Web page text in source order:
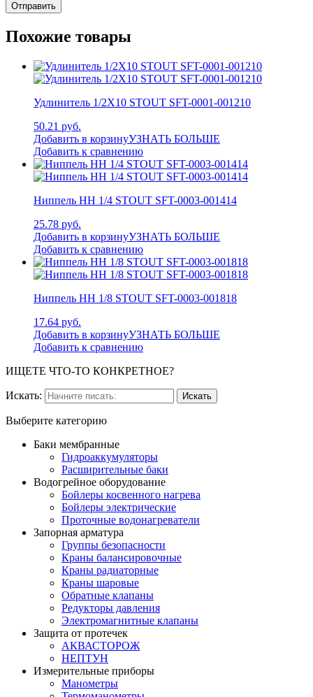
Похожие товары
Удлинитель 1/2X10 STOUT SFT-0001-001210
50.21 руб.
Добавить в корзинуУЗНАТЬ БОЛЬШЕ
Добавить к сравнению
Ниппель НН 1/4 STOUT SFT-0003-001414
25.78 руб.
Добавить в корзинуУЗНАТЬ БОЛЬШЕ
Добавить к сравнению
Ниппель НН 1/8 STOUT SFT-0003-001818
17.64 руб.
Добавить в корзинуУЗНАТЬ БОЛЬШЕ
Добавить к сравнению
ИЩЕТЕ ЧТО-ТО КОНКРЕТНОЕ?
Искать:
Выберите категорию
Баки мембранные
Гидроаккумуляторы
Расширительные баки
Водогрейное оборудование
Бойлеры косвенного нагрева
Бойлеры электрические
Проточные водонагреватели
Запорная арматура
Группы безопасности
Краны балансировочные
Краны радиаторные
Краны шаровые
Обратные клапаны
Редукторы давления
Электромагнитные клапаны
Защита от протечек
АКВАСТОРОЖ
НЕПТУН
Измерительные приборы
Манометры